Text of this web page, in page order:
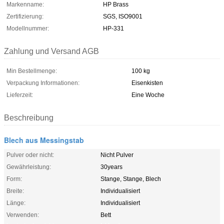
Markenname:
HP Brass
Zertifizierung:
SGS, ISO9001
Modellnummer:
HP-331
Zahlung und Versand AGB
Min Bestellmenge:
100 kg
Verpackung Informationen:
Eisenkisten
Lieferzeit:
Eine Woche
Beschreibung
Blech aus Messingstab
Pulver oder nicht:
Nicht Pulver
Gewährleistung:
30years
Form:
Stange, Stange, Blech
Breite:
Individualisiert
Länge:
Individualisiert
Verwenden:
Bett